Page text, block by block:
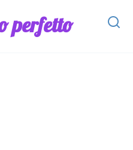
perfetto